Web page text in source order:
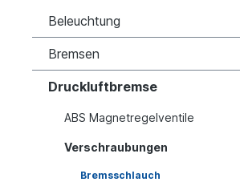
Beleuchtung
Bremsen
Druckluftbremse
ABS Magnetregelventile
Verschraubungen
Bremsschlauch